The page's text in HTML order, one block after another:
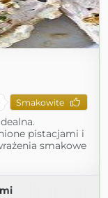
Smakowite
pistacjami i
smakowe